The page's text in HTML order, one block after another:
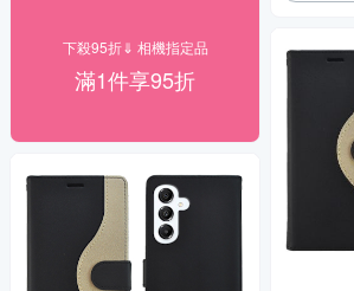
下殺95折⇓ 相機指定品
滿1件享95折